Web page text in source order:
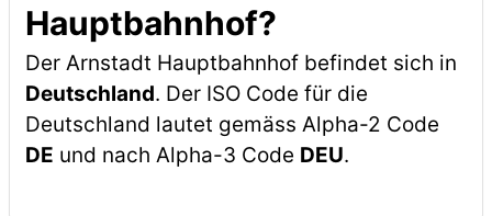
Hauptbahnhof?
Der Arnstadt Hauptbahnhof befindet sich in
Deutschland. Der ISO Code für die
Deutschland lautet gemäss Alpha-2 Code
DE und nach Alpha-3 Code DEU.